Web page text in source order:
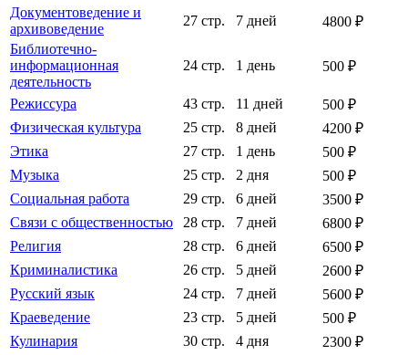
Документоведение и
архивоведение
27 стр. 7 дней
4800 ₽
Библиотечно-
информационная
деятельность
24 стр. 1 день 500 ₽
Режиссура 43 стр. 11 дней
500 ₽
Физическая культура
25 стр. 8 дней
4200 ₽
Этика
27 стр. 1 день
500 ₽
Музыка
25 стр. 2 дня
500 ₽
Социальная работа
29 стр. 6 дней
3500 ₽
Связи с общественностью
28 стр. 7 дней
6800 ₽
Религия
28 стр. 6 дней
6500 ₽
Криминалистика
26 стр. 5 дней
2600 ₽
Русский язык
24 стр. 7 дней
5600 ₽
Краеведение
23 стр. 5 дней
500 ₽
Кулинария
30 стр. 4 дня
2300 ₽